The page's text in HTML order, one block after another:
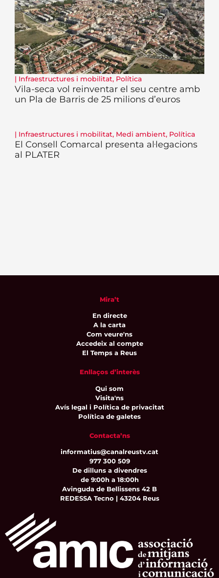
| Infraestructures i mobilitat, Política
Vila-seca vol reinventar el seu centre amb
un Pla de Barris de 25 milions d’euros
| Infraestructures i mobilitat, Medi ambient, Política
El Consell Comarcal presenta al·legacions
al PLATER
Mira’t
En directe
A la carta
Com veure'ns
Accedeix al compte
El Temps a Reus
Enllaços d’interès
Qui som
Visita'ns
Avís legal i Política de privacitat
Política de galetes
Contacta’ns
informatius@canalreustv.cat
977 300 509
De dilluns a divendres
de 9:00h a 18:00h
Avinguda de Bellissens 42 B
REDESSA Tecno | 43204 Reus